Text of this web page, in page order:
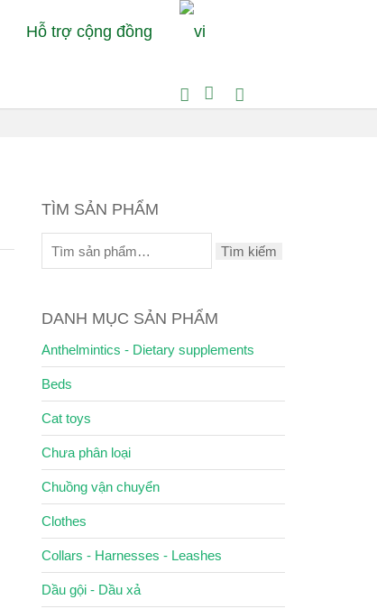
Hỗ trợ cộng đồng
Dog stuffed animal
TÌM SẢN PHẨM
Tìm kiếm
DANH MỤC SẢN PHẨM
Anthelmintics - Dietary supplements
Beds
Cat toys
Chưa phân loại
Chuồng vận chuyển
Clothes
Collars - Harnesses - Leashes
Dầu gội - Dầu xả